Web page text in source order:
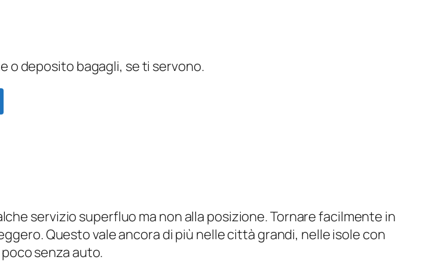
o deposito bagagli, se ti servono.
servizio superfluo ma non alla posizione. Tornare facilmente in
Questo vale ancora di più nelle città grandi, nelle isole con
senza auto.